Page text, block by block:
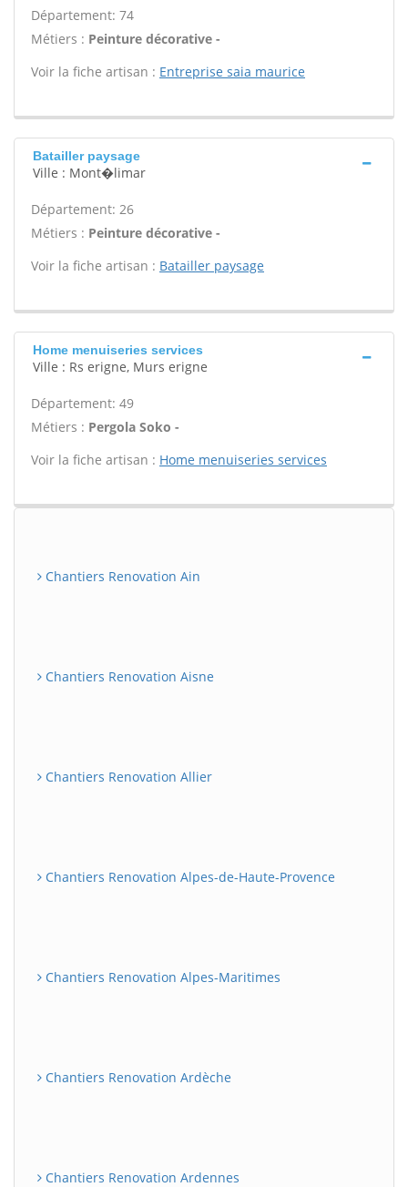
Département: 74
Métiers : Peinture décorative -
Voir la fiche artisan : Entreprise saia maurice
Batailler paysage
Ville : Mont�limar
Département: 26
Métiers : Peinture décorative -
Voir la fiche artisan : Batailler paysage
Home menuiseries services
Ville : Rs erigne, Murs erigne
Département: 49
Métiers : Pergola Soko -
Voir la fiche artisan : Home menuiseries services
Chantiers Renovation Ain
Chantiers Renovation Aisne
Chantiers Renovation Allier
Chantiers Renovation Alpes-de-Haute-Provence
Chantiers Renovation Alpes-Maritimes
Chantiers Renovation Ardèche
Chantiers Renovation Ardennes